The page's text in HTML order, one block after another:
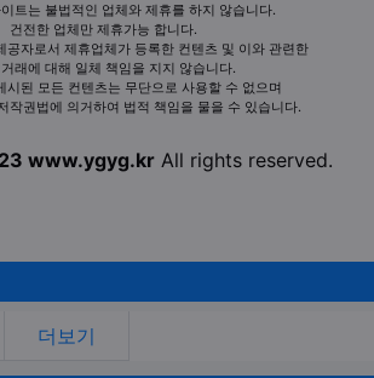
트는 불법적인 업체와 제휴를 하지 않습니다.
건전한 업체만 제휴가능 합니다.
공자로서 제휴업체가 등록한 컨텐츠 및 이와 관련한
래에 대해 일체 책임을 지지 않습니다.
시된 모든 컨텐츠는 무단으로 사용할 수 없으며
작권법에 의거하여 법적 책임을 물을 수 있습니다.
www.ygyg.kr All rights reserved.
더보기